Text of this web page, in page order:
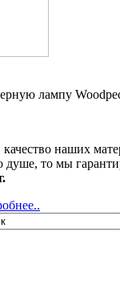
лампу
наших
душе, то мы